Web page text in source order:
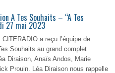
A Tes Souhaits – “A Tes
27 mai 2023
CITERADIO a reçu l’équipe de
Souhaits au grand complet
Diraison, Anaïs Andos, Marie
Prouin. Léa Diraison nous rappelle